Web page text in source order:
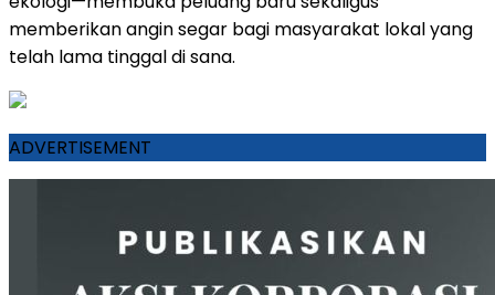
memberikan angin segar bagi masyarakat lokal yang
telah lama tinggal di sana.
ADVERTISEMENT